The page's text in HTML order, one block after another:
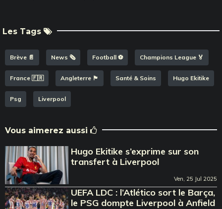
Les Tags
Brève 📄 News 🗞️ Football ⚽️ Champions League 🏅
France 🇫🇷 Angleterre 🏴󠁧󠁢󠁥󠁮󠁧󠁿 Santé & Soins Hugo Ekitike
Psg Liverpool
Vous aimerez aussi
Hugo Ekitike s’exprime sur son
transfert à Liverpool
Ven, 25 Jul 2025
UEFA LDC : l’Atlético sort le Barça,
le PSG dompte Liverpool à Anfield